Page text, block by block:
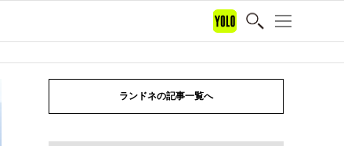
ランドネの記事一覧へ